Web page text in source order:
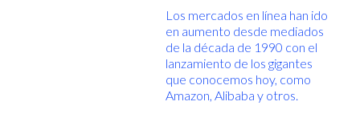
Los mercados en línea han ido
en aumento desde mediados
de la década de 1990 con el
lanzamiento de los gigantes
que conocemos hoy, como
Amazon, Alibaba y otros.